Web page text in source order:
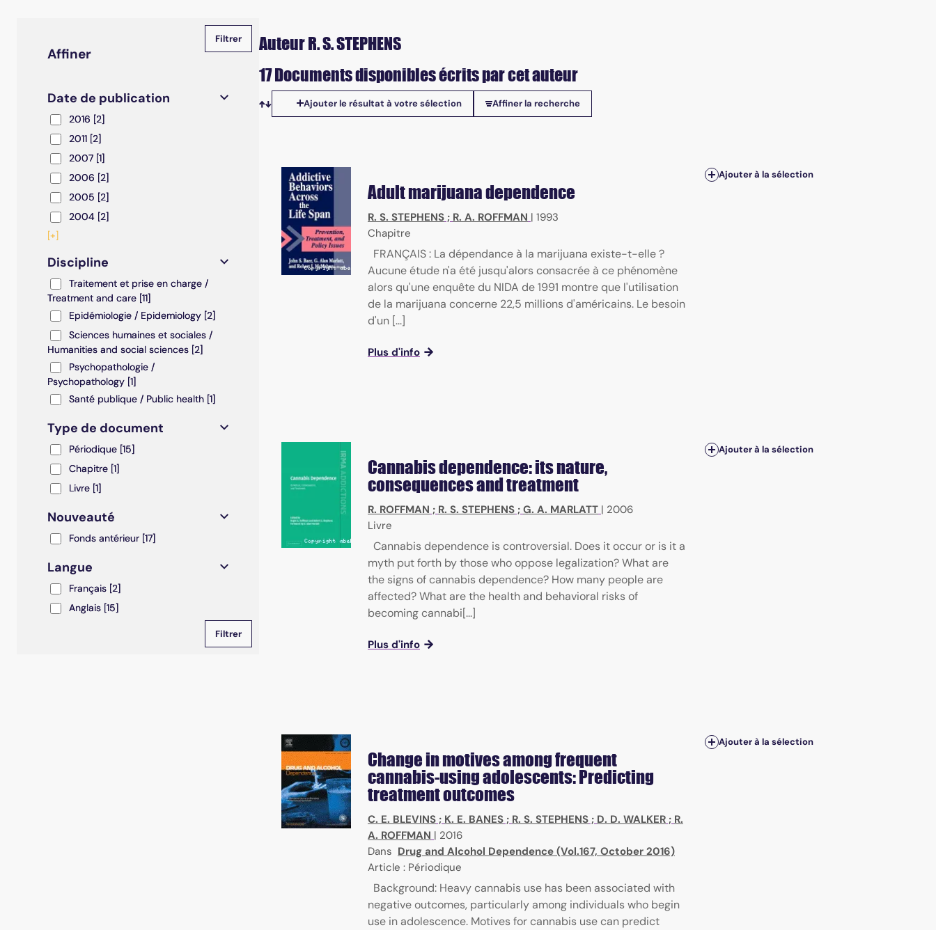
Affiner
Date de publication
20162016 [2]
2011 2011 [2]
20072007 [1]
20062006 [2]
20052005 [2]
20042004 [2]
[+]
Discipline
Traitement et prise en charge / Treatment and care
Traitement et prise en charge /
Treatment and care [11]
Epidémiologie / Epidemiology
Epidémiologie / Epidemiology [2]
Sciences humaines et sociales / Humanities and social sciences
Sciences humaines et sociales /
Humanities and social sciences [2]
Psychopathologie / Psychopathology
Psychopathologie /
Psychopathology [1]
Santé publique / Public health
Santé publique / Public health [1]
Type de document
Périodique
Périodique [15]
Chapitre
Chapitre [1]
LivreLivre [1]
Nouveauté
Fonds antérieur
Fonds antérieur [17]
Langue
Français
Français [2]
AnglaisAnglais [15]
Auteur R. S. STEPHENS
17 Documents disponibles écrits par cet auteur
Tris disponibles
Ajouter le résultat à votre sélection Affiner la recherche
Adult marijuana dependence
R. S. STEPHENS ; R. A. ROFFMAN | 1993
Chapitre
FRANÇAIS : La dépendance à la marijuana existe-t-elle ?
Aucune étude n'a été jusqu'alors consacrée à ce phénomène
alors qu'une enquête du NIDA de 1991 montre que l'utilisation
de la marijuana concerne 22,5 millions d'américains. Le besoin
d'un [...]
Plus d'info
Ajouter à la sélection
Cannabis dependence: its nature,
consequences and treatment
R. ROFFMAN ; R. S. STEPHENS ; G. A. MARLATT | 2006
Livre
Cannabis dependence is controversial. Does it occur or is it a
myth put forth by those who oppose legalization? What are
the signs of cannabis dependence? How many people are
affected? What are the health and behavioral risks of
becoming cannabi[...]
Plus d'info
Ajouter à la sélection
Change in motives among frequent
cannabis-using adolescents: Predicting
treatment outcomes
C. E. BLEVINS ; K. E. BANES ; R. S. STEPHENS ; D. D. WALKER ; R.
A. ROFFMAN | 2016
Dans Drug and Alcohol Dependence (Vol.167, October 2016)
Article : Périodique
Background: Heavy cannabis use has been associated with
negative outcomes, particularly among individuals who begin
use in adolescence. Motives for cannabis use can predict
Ajouter à la sélection